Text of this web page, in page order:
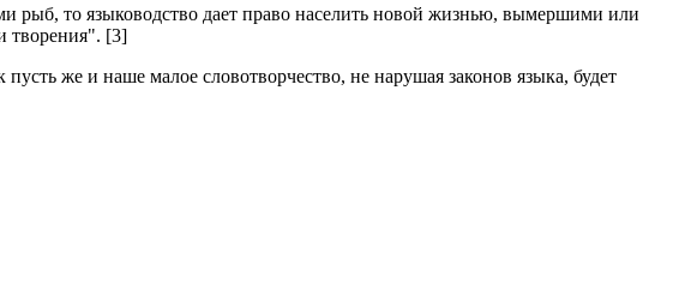
рыб, то языководство дает право населить новой жизнью, вымершими или
творения". [3]
же и наше малое словотворчество, не нарушая законов языка, будет